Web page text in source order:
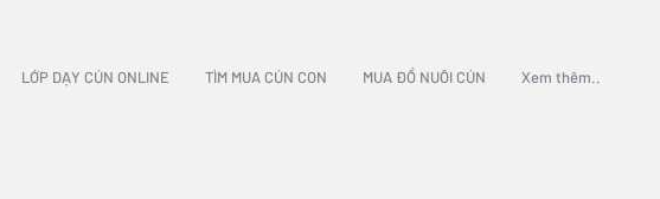
LỚP DẠY CÚN ONLINE TÌM MUA CÚN CON MUA ĐỒ NUÔI CÚN Xem thêm..